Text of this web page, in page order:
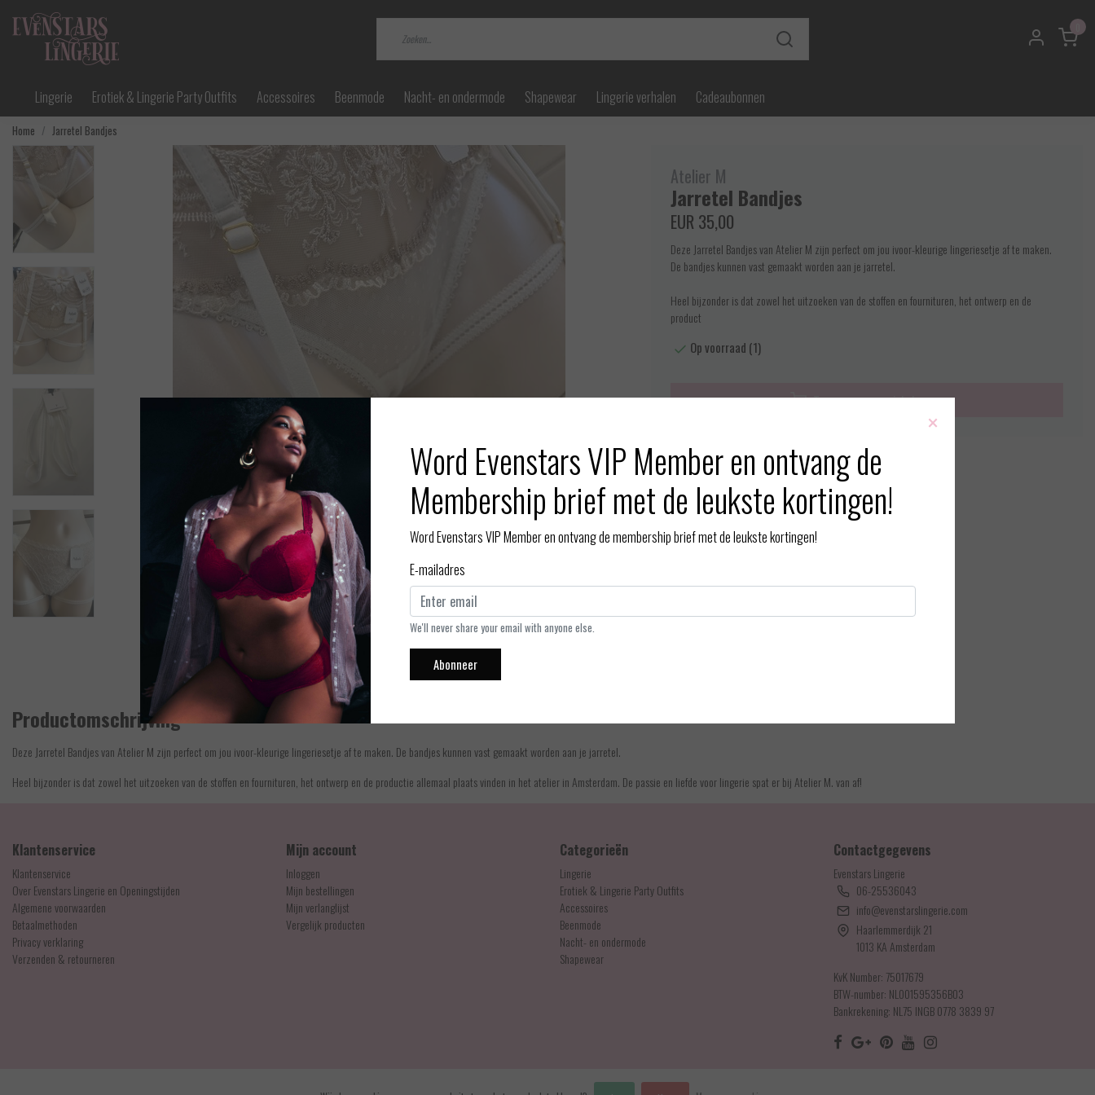
Lingerie Erotiek & Lingerie Party Outfits Accessoires Beenmode Nacht- en ondermode Shapewear Lingerie verhalen Cadeaubonnen
Home Jarretel Bandjes
Atelier M
Jarretel Bandjes
EUR 35,00
Deze Jarretel Bandjes van Atelier M zijn perfect om jou ivoor-kleurige lingeriesetje af te maken.
De bandjes kunnen vast gemaakt worden aan je jarretel.
Heel bijzonder is dat zowel het uitzoeken van de stoffen en fournituren, het ontwerp en de
product
Op voorraad (1)
Toevoegen aan winkelwagen
Meer informatie?Neem contact op over dit product
Toevoegen aan vergelijking
Productomschrijving
Deze Jarretel Bandjes van Atelier M zijn perfect om jou ivoor-kleurige lingeriesetje af te maken. De bandjes kunnen vast gemaakt worden aan je jarretel.
Heel bijzonder is dat zowel het uitzoeken van de stoffen en fournituren, het ontwerp en de productie allemaal plaats vinden in het atelier in Amsterdam. De passie en liefde voor lingerie spat er bij Atelier M. van af!
Klantenservice
Klantenservice
Over Evenstars Lingerie en Openingstijden
Algemene voorwaarden
Betaalmethoden
Privacy verklaring
Verzenden & retourneren
Mijn account
Inloggen
Mijn bestellingen
Mijn verlanglijst
Vergelijk producten
Categorieën
Lingerie
Erotiek & Lingerie Party Outfits
Accessoires
Beenmode
Nacht- en ondermode
Shapewear
Contactgegevens
Evenstars Lingerie
06-25536043
info@evenstarslingerie.com
Haarlemmerdijk 21
1013 KA Amsterdam
KvK Number: 75017679
BTW-number: NL001595356B03
Bankrekening: NL75 INGB 0778 3839 97
×
Word Evenstars VIP Member en ontvang de
Membership brief met de leukste kortingen!
Word Evenstars VIP Member en ontvang de membership brief met de leukste kortingen!
E-mailadres
We'll never share your email with anyone else.
Abonneer